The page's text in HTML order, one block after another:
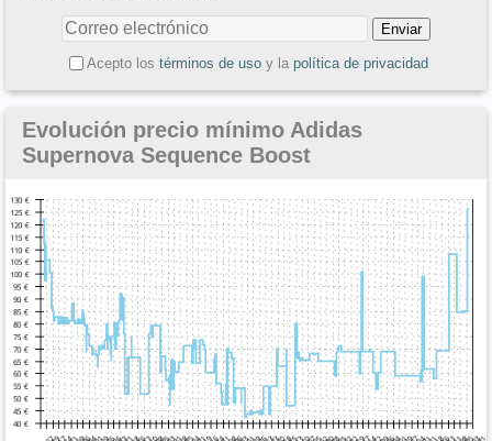
Acepto los términos de usoy la política de privacidad
Evolución precio mínimo Adidas
Supernova Sequence Boost